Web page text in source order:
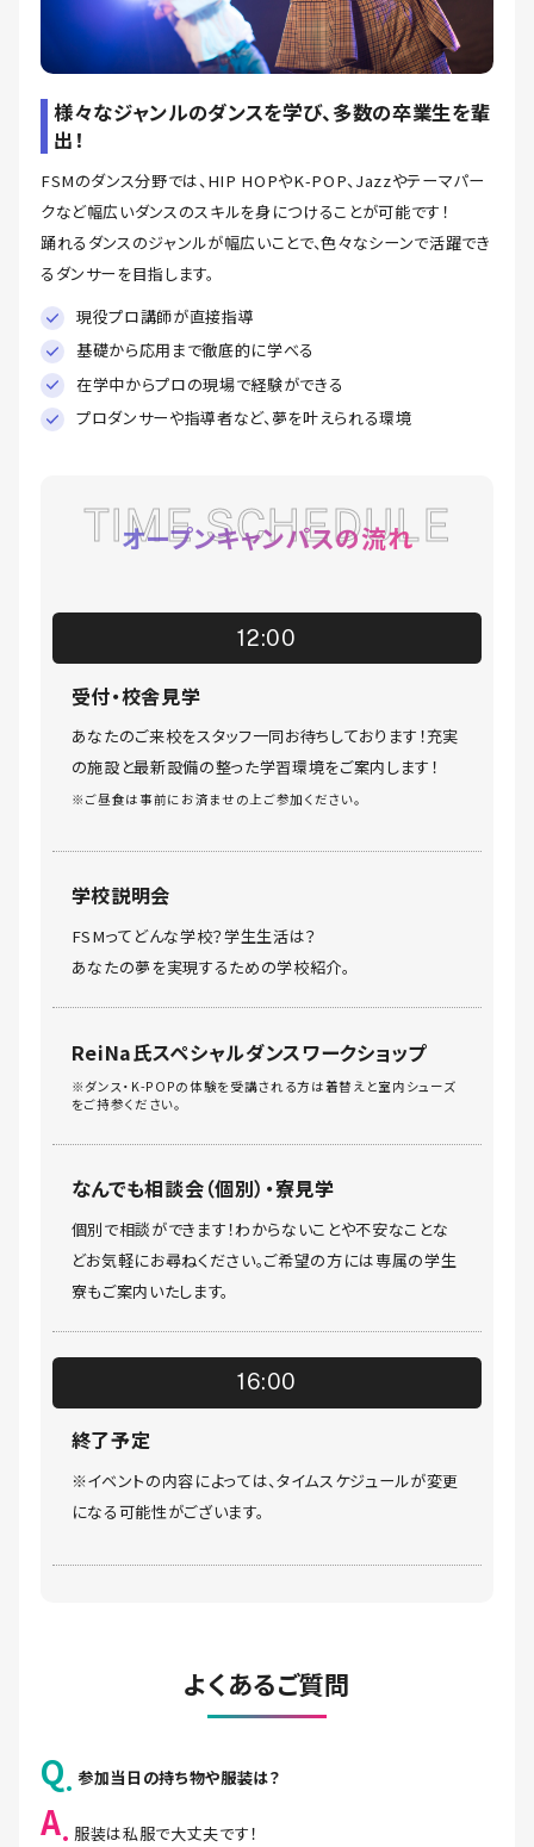
様々なジャンルのダンスを学び、多数の卒業生を輩
出！
FSMのダンス分野では、HIP HOPやK-POP、Jazzやテーマパー
クなど幅広いダンスのスキルを身につけることが可能です！
踊れるダンスのジャンルが幅広いことで、色々なシーンで活躍でき
るダンサーを目指します。
現役プロ講師が直接指導
基礎から応用まで徹底的に学べる
在学中からプロの現場で経験ができる
プロダンサーや指導者など、夢を叶えられる環境
TIME SCHEDULE
オープンキャンパスの流れ
12:00
受付・校舎見学
あなたのご来校をスタッフ一同お待ちしております！充実
の施設と最新設備の整った学習環境をご案内します！
※ご昼食は事前にお済ませの上ご参加ください。
学校説明会
FSMってどんな学校？学生生活は？
あなたの夢を実現するための学校紹介。
ReiNa氏スペシャルダンスワークショップ
※ダンス・K-POPの体験を受講される方は着替えと室内シューズ
をご持参ください。
なんでも相談会（個別）・寮見学
個別で相談ができます！わからないことや不安なことな
どお気軽にお尋ねください。ご希望の方には専属の学生
寮もご案内いたします。
16:00
終了予定
※イベントの内容によっては、タイムスケジュールが変更
になる可能性がございます。
よくあるご質問
Q 参加当日の持ち物や服装は？
A 服装は私服で大丈夫です！